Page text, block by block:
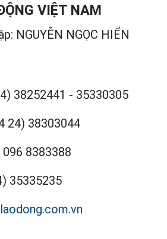
VIỆT NAM
NGUYỄN NGỌC HIỂN
38252441 - 35330305
24) 38303044
096 8383388
35335235